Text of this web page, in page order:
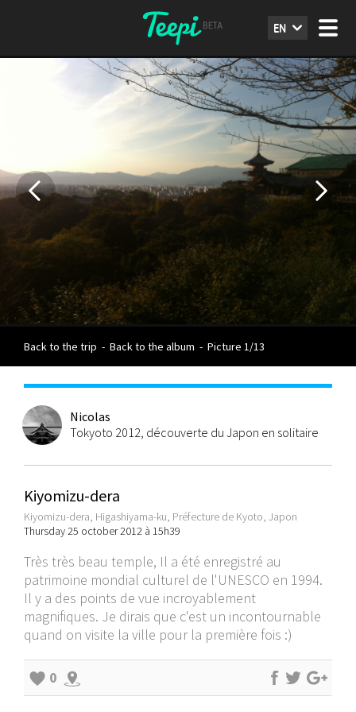
EN
Back to the trip - Back to the album - Picture 1/13
Nicolas
Tokyoto 2012, découverte du Japon en solitaire
Kiyomizu-dera
Kiyomizu-dera, Higashiyama-ku, Préfecture de Kyoto, Japon
Thursday 25 october 2012 à 15h39
Très très beau temple, Il a été enregistré au
patrimoine mondial culturel de l'UNESCO en 1994.
Il y a des points de vue incroyablement
magnifiques. Je dirais que c'est un incontournable
quand on visite la ville pour la première fois :)
0